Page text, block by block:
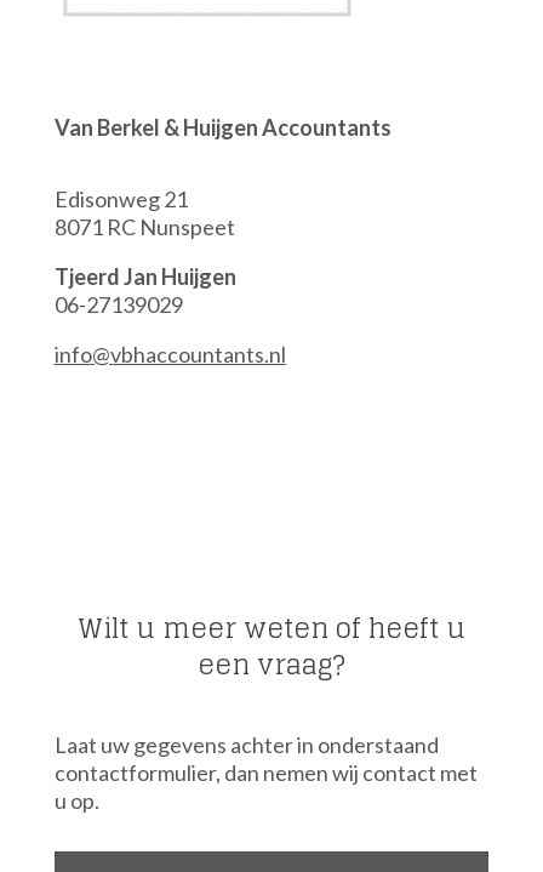
Van Berkel & Huijgen Accountants
Edisonweg 21
8071 RC Nunspeet
Tjeerd Jan Huijgen
06-27139029
info@vbhaccountants.nl
Wilt u meer weten of heeft u
een vraag?
Laat uw gegevens achter in onderstaand
contactformulier, dan nemen wij contact met
u op.